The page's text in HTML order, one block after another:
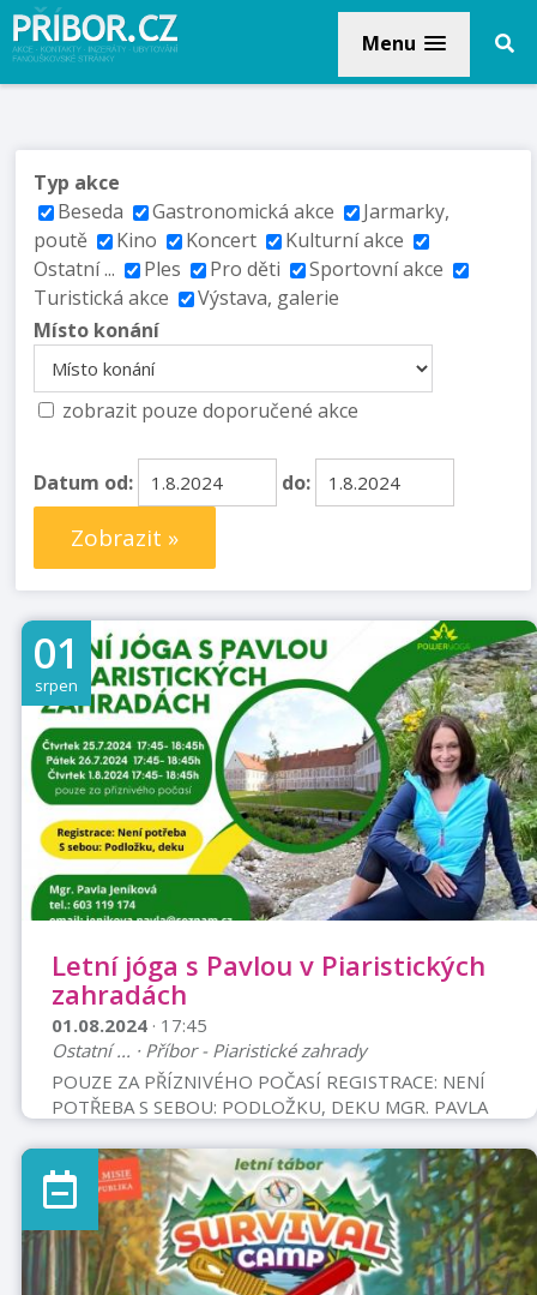
Menu
Typ akce
Beseda
Gastronomická akce
Jarmarky,
poutě
Kino Koncert
Kulturní akce
Ostatní ...
Ples Pro děti
Sportovní akce
Turistická akce
Výstava, galerie
Místo konání
zobrazit pouze doporučené akce
Datum od: do:
Zobrazit »
01
srpen
Letní jóga s Pavlou v Piaristických
zahradách
01.08.2024 · 17:45
Ostatní ... · Příbor - Piaristické zahrady
POUZE ZA PŘÍZNIVÉHO POČASÍ REGISTRACE: NENÍ
POTŘEBA S SEBOU: PODLOŽKU, DEKU MGR. PAVLA